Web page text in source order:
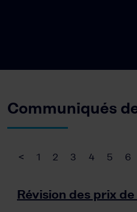
Communiqués
< 1 2 3 4 5 6
Révision des prix